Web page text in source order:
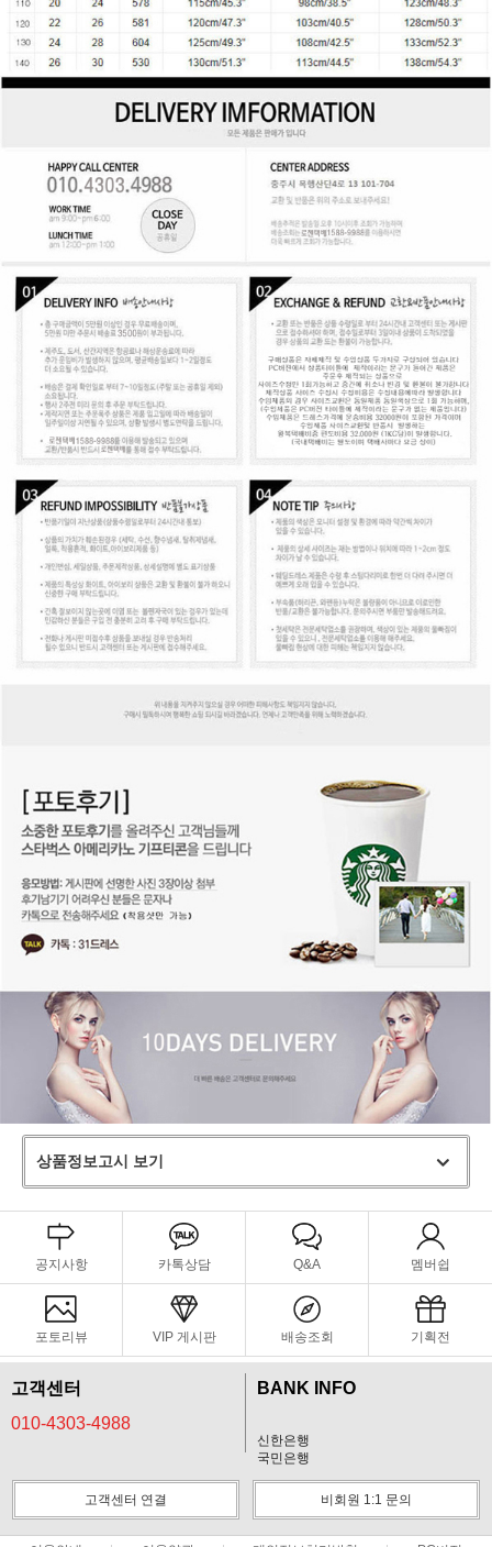
상품정보고시 보기
공지사항 카톡상담 Q&A 멤버쉽
포토리뷰 VIP 게시판 배송조회 기획전
고객센터
010-4303-4988
BANK INFO
신한은행
국민은행
고객센터 연결 비회원 1:1 문의